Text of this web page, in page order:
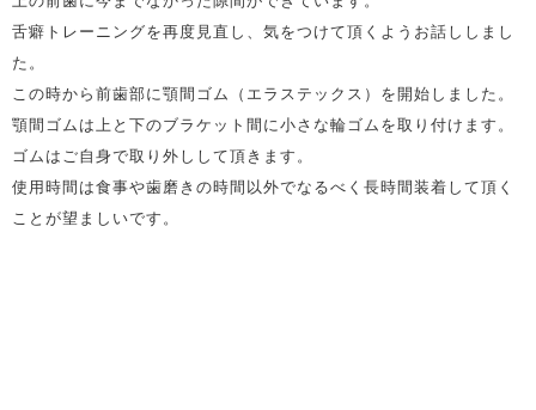
舌癖トレーニングを再度見直し、気をつけて頂くようお話ししまし
た。
この時から前歯部に顎間ゴム（エラステックス）を開始しました。
顎間ゴムは上と下のブラケット間に小さな輪ゴムを取り付けます。
ゴムはご自身で取り外しして頂きます。
使用時間は食事や歯磨きの時間以外でなるべく長時間装着して頂く
ことが望ましいです。